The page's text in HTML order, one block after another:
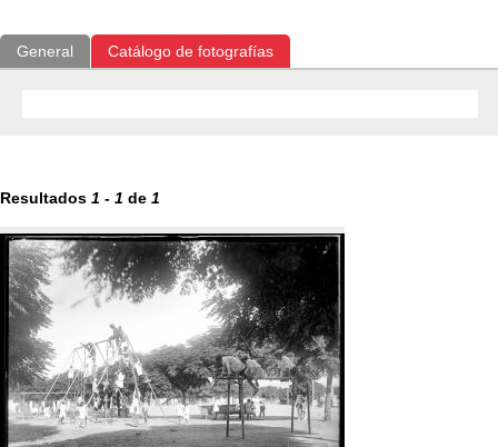
General Catálogo de fotografías
Resultados 1 - 1 de 1